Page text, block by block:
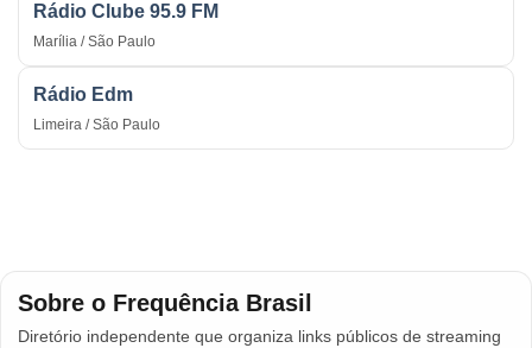
Rádio Clube 95.9 FM
Marília / São Paulo
Rádio Edm
Limeira / São Paulo
Sobre o Frequência Brasil
Diretório independente que organiza links públicos de streaming